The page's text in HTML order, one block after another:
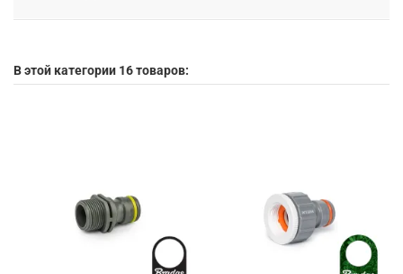
В этой категории 16 товаров: